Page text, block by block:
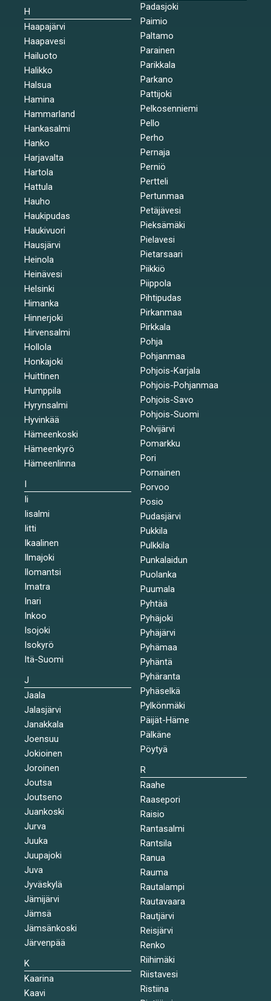
H
Haapajärvi
Haapavesi
Hailuoto
Halikko
Halsua
Hamina
Hammarland
Hankasalmi
Hanko
Harjavalta
Hartola
Hattula
Hauho
Haukipudas
Haukivuori
Hausjärvi
Heinola
Heinävesi
Helsinki
Himanka
Hinnerjoki
Hirvensalmi
Hollola
Honkajoki
Huittinen
Humppila
Hyrynsalmi
Hyvinkää
Hämeenkoski
Hämeenkyrö
Hämeenlinna
I
Ii
Iisalmi
Iitti
Ikaalinen
Ilmajoki
Ilomantsi
Imatra
Inari
Inkoo
Isojoki
Isokyrö
Itä-Suomi
J
Jaala
Jalasjärvi
Janakkala
Joensuu
Jokioinen
Joroinen
Joutsa
Joutseno
Juankoski
Jurva
Juuka
Juupajoki
Juva
Jyväskylä
Jämijärvi
Jämsä
Jämsänkoski
Järvenpää
K
Kaarina
Kaavi
Padasjoki
Paimio
Paltamo
Parainen
Parikkala
Parkano
Pattijoki
Pelkosenniemi
Pello
Perho
Pernaja
Perniö
Pertteli
Pertunmaa
Petäjävesi
Pieksämäki
Pielavesi
Pietarsaari
Piikkiö
Piippola
Pihtipudas
Pirkanmaa
Pirkkala
Pohja
Pohjanmaa
Pohjois-Karjala
Pohjois-Pohjanmaa
Pohjois-Savo
Pohjois-Suomi
Polvijärvi
Pomarkku
Pori
Pornainen
Porvoo
Posio
Pudasjärvi
Pukkila
Pulkkila
Punkalaidun
Puolanka
Puumala
Pyhtää
Pyhäjoki
Pyhäjärvi
Pyhämaa
Pyhäntä
Pyhäranta
Pyhäselkä
Pylkönmäki
Päijät-Häme
Pälkäne
Pöytyä
R
Raahe
Raasepori
Raisio
Rantasalmi
Rantsila
Ranua
Rauma
Rautalampi
Rautavaara
Rautjärvi
Reisjärvi
Renko
Riihimäki
Riistavesi
Ristiina